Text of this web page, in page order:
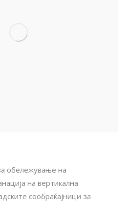
обележување на
на вертикална
сообраќајници за